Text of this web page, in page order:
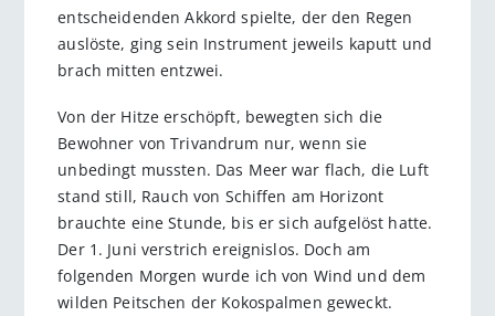
entscheidenden Akkord spielte, der den Regen
auslöste, ging sein Instrument jeweils kaputt und
brach mitten entzwei.
Von der Hitze erschöpft, bewegten sich die
Bewohner von Trivandrum nur, wenn sie
unbedingt mussten. Das Meer war flach, die Luft
stand still, Rauch von Schiffen am Horizont
brauchte eine Stunde, bis er sich aufgelöst hatte.
Der 1. Juni verstrich ereignislos. Doch am
folgenden Morgen wurde ich von Wind und dem
wilden Peitschen der Kokospalmen geweckt.